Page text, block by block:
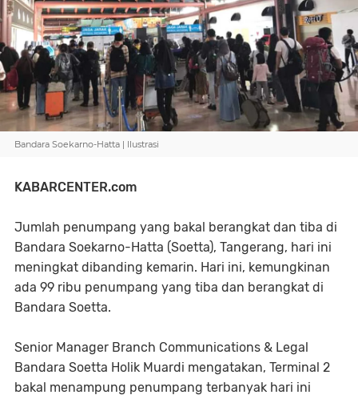
Bandara Soekarno-Hatta | Ilustrasi
KABARCENTER.com
Jumlah penumpang yang bakal berangkat dan tiba di
Bandara Soekarno-Hatta (Soetta), Tangerang, hari ini
meningkat dibanding kemarin. Hari ini, kemungkinan
ada 99 ribu penumpang yang tiba dan berangkat di
Bandara Soetta.
Senior Manager Branch Communications & Legal
Bandara Soetta Holik Muardi mengatakan, Terminal 2
bakal menampung penumpang terbanyak hari ini